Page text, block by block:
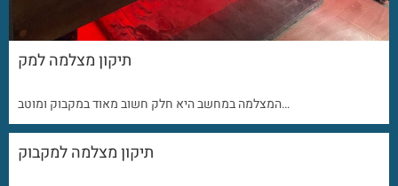
תיקון מצלמה למק
המצלמה במחשב היא חלק חשוב מאוד במקבוק ומוטב…
תיקון מצלמה למקבוק